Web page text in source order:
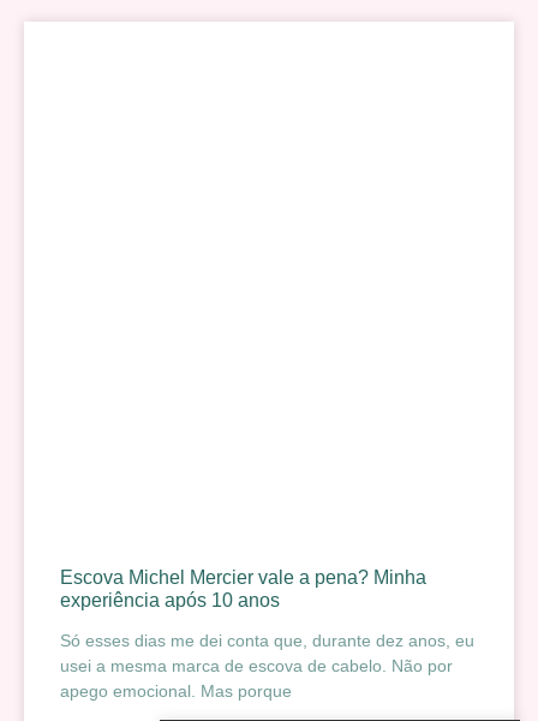
Escova Michel Mercier vale a pena? Minha
experiência após 10 anos
Só esses dias me dei conta que, durante dez anos, eu
usei a mesma marca de escova de cabelo. Não por
apego emocional. Mas porque